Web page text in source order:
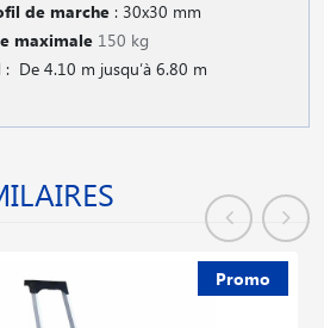
de marche : 30x30 mm
maximale 150 kg
: De 4.10 m jusqu′à 6.80 m
Promo